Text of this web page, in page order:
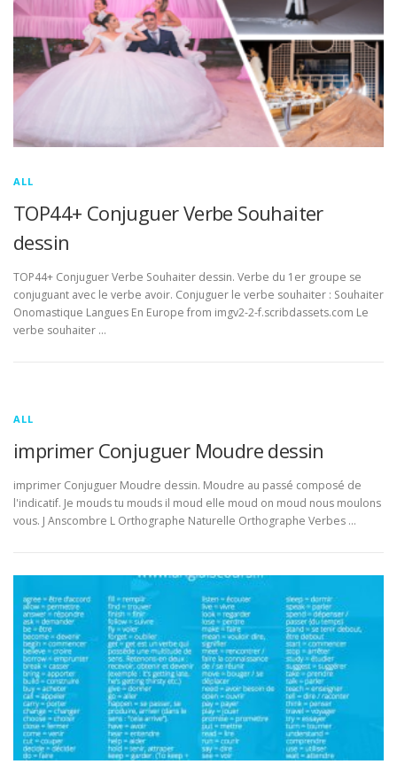
ALL
TOP44+ Conjuguer Verbe Souhaiter
dessin
TOP44+ Conjuguer Verbe Souhaiter dessin. Verbe du 1er groupe se
conjuguant avec le verbe avoir. Conjuguer le verbe souhaiter : Souhaiter
Onomastique Langues En Europe from imgv2-2-f.scribdassets.com Le
verbe souhaiter …
ALL
imprimer Conjuguer Moudre dessin
imprimer Conjuguer Moudre dessin. Moudre au passé composé de
l'indicatif. Je mouds tu mouds il moud elle moud on moud nous moulons
vous. J Anscombre L Orthographe Naturelle Orthographe Verbes …